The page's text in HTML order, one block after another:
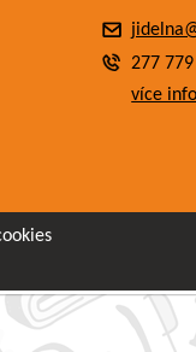
277
více